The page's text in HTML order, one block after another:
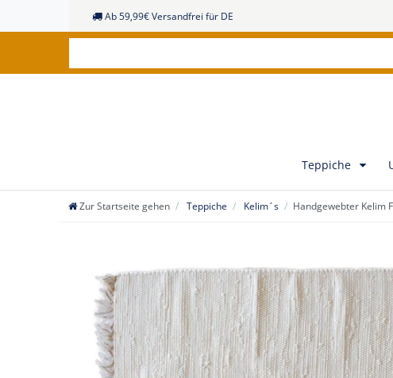
Ab 59,99€ Versandfrei für DE
Teppiche
Zur Startseite gehen Teppiche Kelim´s Handgewebter Kelim